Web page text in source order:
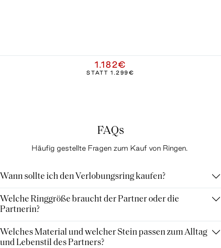
1.182€
STATT 1.299€
FAQs
Häufig gestellte Fragen zum Kauf von Ringen.
Wann sollte ich den Verlobungsring kaufen?
Welche Ringgröße braucht der Partner oder die
Partnerin?
Welches Material und welcher Stein passen zum Alltag
und Lebenstil des Partners?